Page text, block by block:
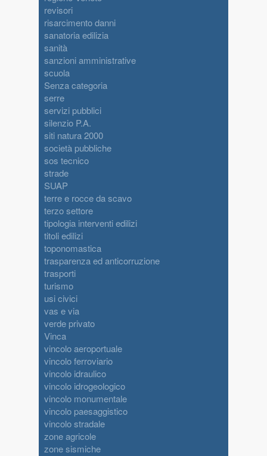
revisori
risarcimento danni
sanatoria edilizia
sanità
sanzioni amministrative
scuola
Senza categoria
serre
servizi pubblici
silenzio P.A.
siti natura 2000
società pubbliche
sos tecnico
strade
SUAP
terre e rocce da scavo
terzo settore
tipologia interventi edilizi
titoli edilizi
toponomastica
trasparenza ed anticorruzione
trasporti
turismo
usi civici
vas e via
verde privato
Vinca
vincolo aeroportuale
vincolo ferroviario
vincolo idraulico
vincolo idrogeologico
vincolo monumentale
vincolo paesaggistico
vincolo stradale
zone agricole
zone sismiche